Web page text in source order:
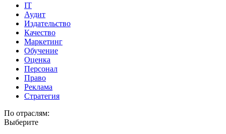
IT
Аудит
Издательство
Качество
Маркетинг
Обучение
Оценка
Персонал
Право
Реклама
Стратегия
По отраслям:
Выберите